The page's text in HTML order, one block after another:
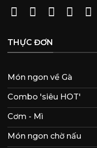
THỰC ĐƠN
Món ngon về Gà
Combo 'siêu HOT'
Cơm - Mì
Món ngon chờ nấu